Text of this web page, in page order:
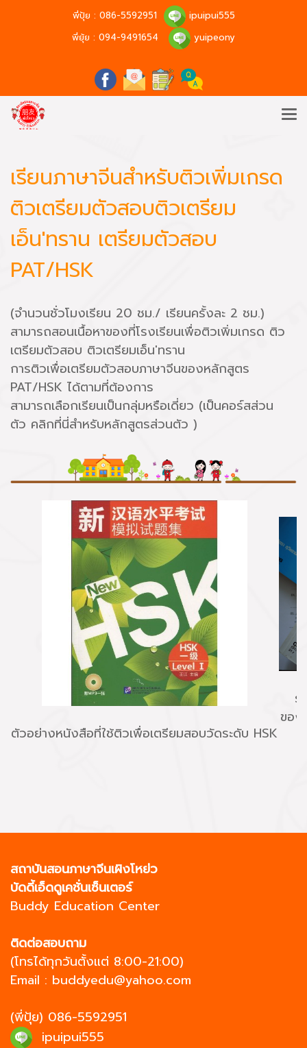
พี่ปุ้ย : 086-5592951
ipuipui555
พี่ยุ้ย : 094-9491654 yuipeony
เรียนภาษาจีนสำหรับติวเพิ่มเกรด
ติวเตรียมตัวสอบติวเตรียม
เอ็น'ทราน เตรียมตัวสอบ
PAT/HSK
(จำนวนชั่วโมงเรียน 20 ชม./ เรียนครั้งละ 2 ชม.)
สามารถสอนเนื้อหาของที่โรงเรียนเพื่อติวเพิ่มเกรด ติว
เตรียมตัวสอบ ติวเตรียมเอ็น'ทราน
การติวเพื่อเตรียมตัวสอบภาษาจีนของหลักสูตร
PAT/HSK ได้ตามที่ต้องการ
สามารถเลือกเรียนเป็นกลุ่มหรือเดี่ยว (เป็นคอร์สส่วน
ตัว คลิกที่นี่สำหรับหลักสูตรส่วนตัว )
ตัวอย่างหนังสือที่ใช้ติวเพื่อเตรียมสอบวัดระดับ HSK
รู
ของ
สถาบันสอนภาษาจีนเผิงโหย่ว
บัดดี้เอ็ดดูเคชั่นเซ็นเตอร์
Buddy Education Center
ติดต่อสอบถาม
(โทรได้ทุกวันตั้งแต่ 8:00-21:00)
Email : buddyedu@yahoo.com
(พี่ปุ้ย) 086-5592951
ipuipui555